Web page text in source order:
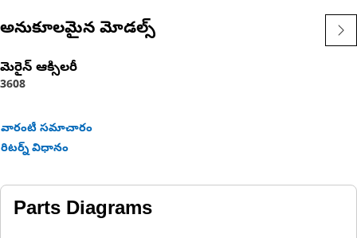
అనుకూలమైన మోడల్స్
మెరైన్ ఆక్సిలరీ
3608
వారంటీ సమాచారం
రిటర్న్ విధానం
Parts Diagrams